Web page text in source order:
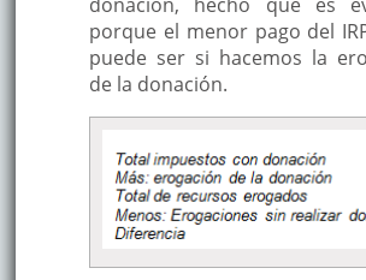
donación, hecho que es
porque el menor pago del
puede ser si hacemos la
de la donación.